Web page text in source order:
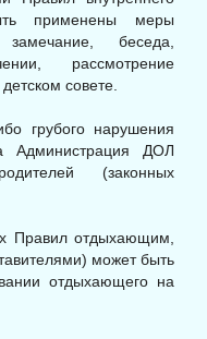
применены меры
замечание, беседа,
рассмотрение
совете.
грубого нарушения
Администрация ДОЛ
(законных
Правил отдыхающим,
может быть
отдыхающего на